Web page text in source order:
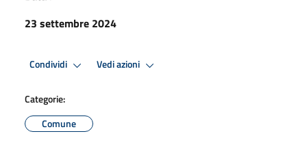
23 settembre 2024
Condividi Vedi azioni
Categorie:
Comune